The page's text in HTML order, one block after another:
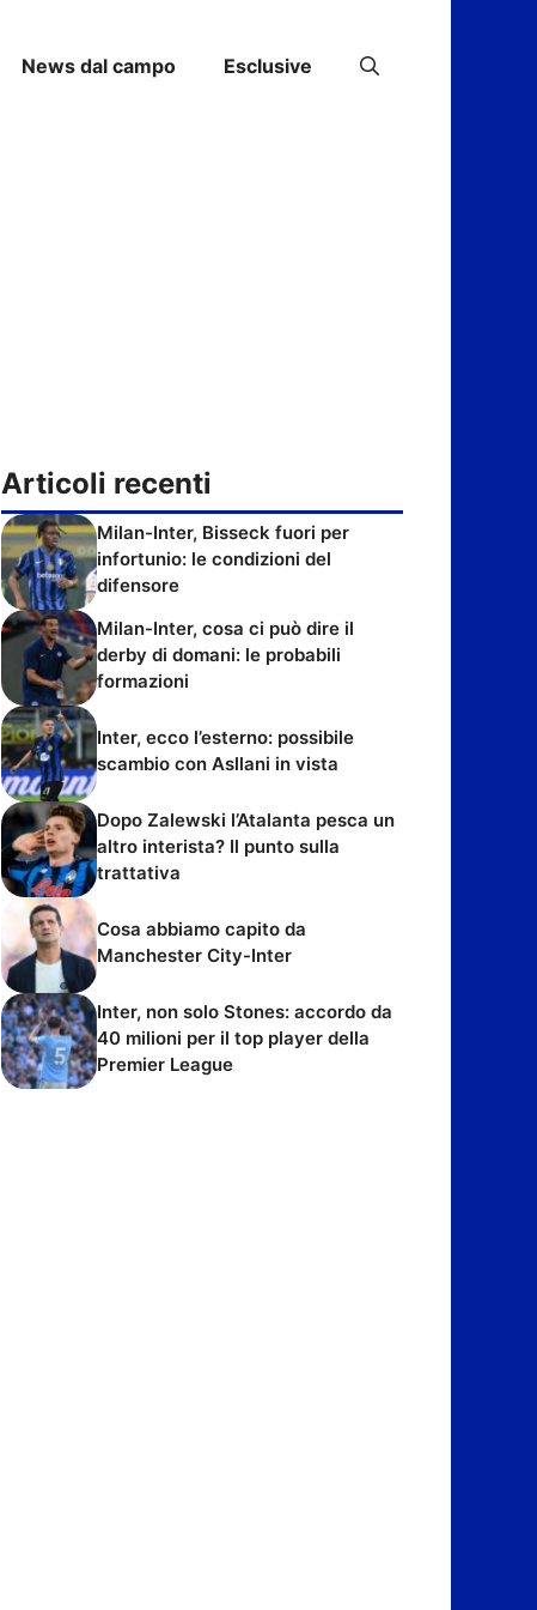
News dal campo Esclusive
Articoli recenti
Milan-Inter, Bisseck fuori per
infortunio: le condizioni del
difensore
Milan-Inter, cosa ci può dire il
derby di domani: le probabili
formazioni
Inter, ecco l’esterno: possibile
scambio con Asllani in vista
Dopo Zalewski l’Atalanta pesca un
altro interista? Il punto sulla
trattativa
Cosa abbiamo capito da
Manchester City-Inter
Inter, non solo Stones: accordo da
40 milioni per il top player della
Premier League